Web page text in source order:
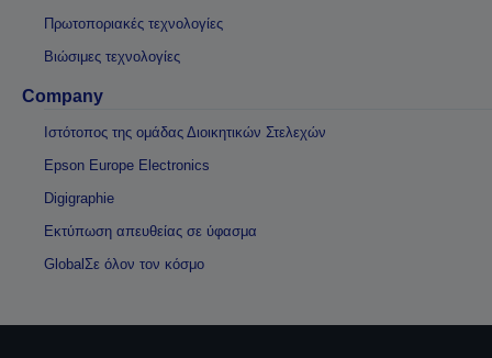
Πρωτοποριακές τεχνολογίες
Βιώσιμες τεχνολογίες
Company
Ιστότοπος της ομάδας Διοικητικών Στελεχών
Epson Europe Electronics
Digigraphie
Εκτύπωση απευθείας σε ύφασμα
GlobalΣε όλον τον κόσμο